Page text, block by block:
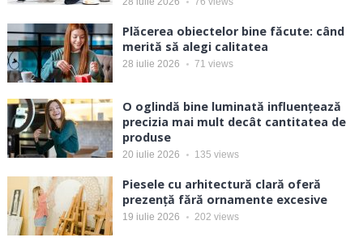
Plăcerea obiectelor bine făcute: când
merită să alegi calitatea
28 iulie 2026 71 views
O oglindă bine luminată influențează
precizia mai mult decât cantitatea de
produse
20 iulie 2026 135 views
Piesele cu arhitectură clară oferă
prezență fără ornamente excesive
19 iulie 2026 202 views